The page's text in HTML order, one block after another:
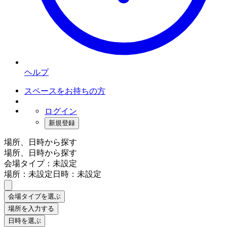
ヘルプ
スペースをお持ちの方
ログイン
新規登録
場所、日時から探す
場所、日時から探す
会場タイプ：未設定
場所：未設定日時：未設定
会場タイプを選ぶ
場所を入力する
日時を選ぶ